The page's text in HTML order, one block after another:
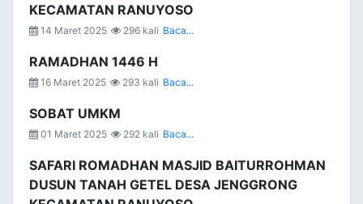
KECAMATAN RANUYOSO
14 Maret 2025 296 kali Baca...
RAMADHAN 1446 H
16 Maret 2025 293 kali Baca...
SOBAT UMKM
01 Maret 2025 292 kali Baca...
SAFARI ROMADHAN MASJID BAITURROHMAN
DUSUN TANAH GETEL DESA JENGGRONG